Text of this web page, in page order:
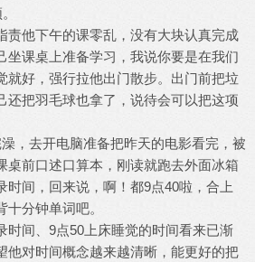
责他下午的课零乱，没有大块认真完成
坐课桌上准备学习，我说你要是在我们
就好，强行拉他出门散步。出门前把垃
还把羽毛球也拿了，说待会可以把这项
，去开电脑准备把昨天的电影看完，被
桌前口述口算本，刚读就跑去外面冰箱
时间，回来说，啊！都9点40啦，合上
十分钟单词吧。
时间、9点50上床睡觉的时间看来已渐
他对时间概念越来越清晰，能更好的把